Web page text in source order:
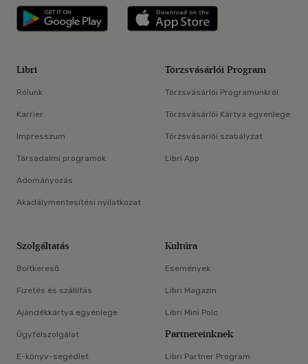
Libri applikáció Szerezd meg: Google
Libri
Rólunk
Karrier
Impresszum
Társadalmi programok
Adományozás
Akadálymentesítési nyilatkozat
Törzsvásárlói Program
Törzsvásárlói Programunkról
Törzsvásárlói Kártya egyenlege
Törzsvásárlói szabályzat
Libri App
Szolgáltatás
Boltkereső
Fizetés és szállítás
Ajándékkártya egyenlege
Ügyfélszolgálat
E-könyv-segédlet
Kultúra
Események
Libri Magazin
Libri Mini Polc
Partnereinknek
Libri Partner Program